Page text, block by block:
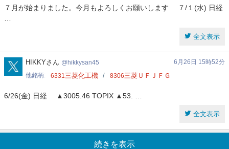
７月が始まりました。今月もよろしくお願いします ７/１(水) 日経
全文表示
hikkysan45
HIKKYさん hikkysan45
6月26日 15時52分
他銘柄
6331三菱化工機 8306三菱ＵＦＪＦＧ
6/26(金) 日経 ▲3005.46 TOPIX ▲53. …
全文表示
続きを表示